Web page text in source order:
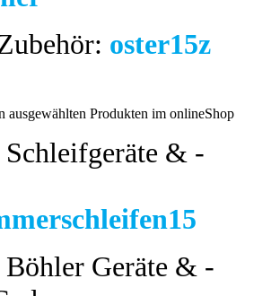
oster15z
ausgewählten Produkten im onlineShop
Schleifgeräte & -
Böhler Geräte & -